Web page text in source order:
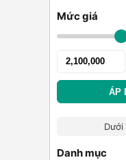
Mức giá
ÁP
Danh mục